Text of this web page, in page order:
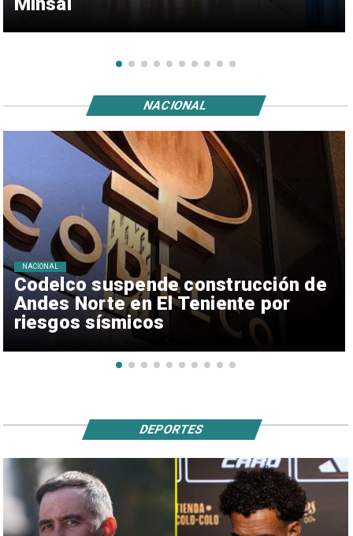
Codelco suspende construcción de
Andes Norte en El Teniente por
riesgos sísmicos
NACIONAL
NACIONAL
DEPORTES